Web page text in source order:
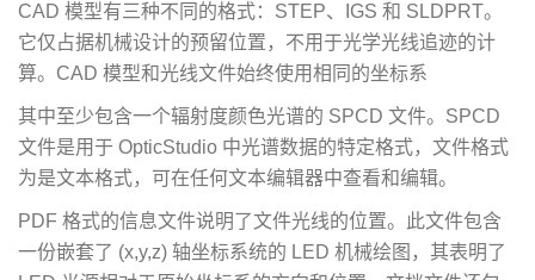
CAD 模型有三种不同的格式：STEP、IGS 和 SLDPRT。
它仅占据机械设计的预留位置，不用于光学光线追迹的计
算。CAD 模型和光线文件始终使用相同的坐标系
其中至少包含一个辐射度颜色光谱的 SPCD 文件。SPCD
文件是用于 OpticStudio 中光谱数据的特定格式，文件格式
为是文本格式，可在任何文本编辑器中查看和编辑。
PDF 格式的信息文件说明了文件光线的位置。此文件包含
一份嵌套了 (x,y,z) 轴坐标系统的 LED 机械绘图，其表明了